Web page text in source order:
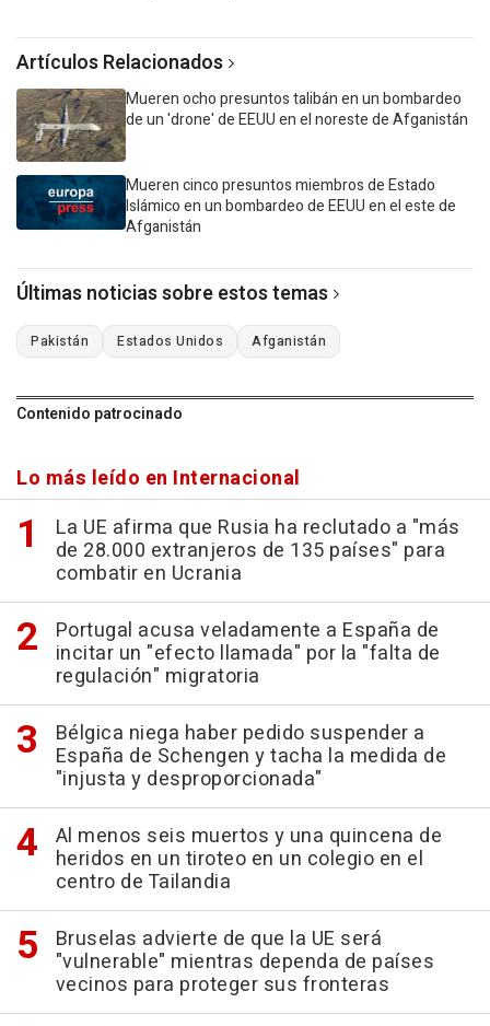
Artículos Relacionados
Mueren ocho presuntos talibán en un bombardeo
de un 'drone' de EEUU en el noreste de Afganistán
Mueren cinco presuntos miembros de Estado
Islámico en un bombardeo de EEUU en el este de
Afganistán
Últimas noticias sobre estos temas
Pakistán Estados Unidos Afganistán
Contenido patrocinado
Lo más leído en Internacional
La UE afirma que Rusia ha reclutado a "más
de 28.000 extranjeros de 135 países" para
combatir en Ucrania
Portugal acusa veladamente a España de
incitar un "efecto llamada" por la "falta de
regulación" migratoria
Bélgica niega haber pedido suspender a
España de Schengen y tacha la medida de
"injusta y desproporcionada"
Al menos seis muertos y una quincena de
heridos en un tiroteo en un colegio en el
centro de Tailandia
Bruselas advierte de que la UE será
"vulnerable" mientras dependa de países
vecinos para proteger sus fronteras